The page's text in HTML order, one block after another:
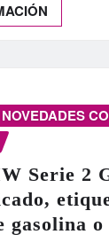
NOVEDADES
Serie 2
gasolina o